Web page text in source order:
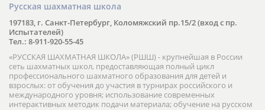
Русская шахматная школа
197183, г. Санкт-Петербург, Коломяжский пр.15/2 (вход с пр.
Испытателей)
Тел.: 8-911-920-55-45
«РУССКАЯ ШАХМАТНАЯ ШКОЛА» (РШШ) - крупнейшая в России
сеть шахматных школ, предоставляющая полный цикл
профессионального шахматного образования для детей и
взрослых: от обучения до участия в турнирах российского и
международного уровня; использование современных
интерактивных методик подачи материала; обучение на русском